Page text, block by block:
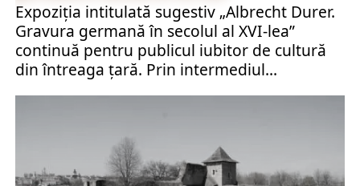
Expoziția intitulată sugestiv „Albrecht Durer.
Gravura germană în secolul al XVI-lea”
continuă pentru publicul iubitor de cultură
din întreaga țară. Prin intermediul...